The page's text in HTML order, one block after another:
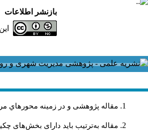
بازنشر اطلاعات
مقاله پژوهشی و در زمینه محورهاي
مقاله به‌ترتیب باید دارای بخش‌های